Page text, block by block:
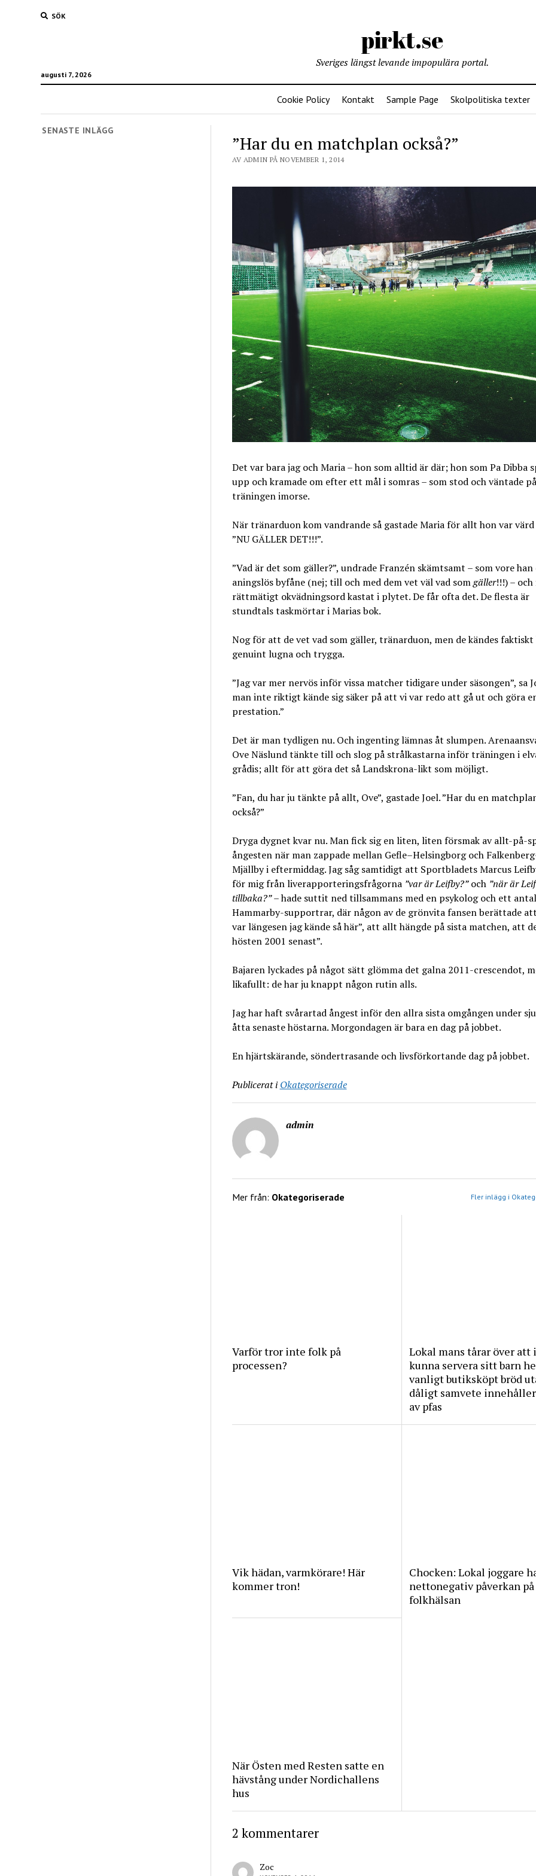
SÖK
pirkt.se
augusti 7, 2026
Sveriges längst levande impopulära portal.
Cookie Policy Kontakt Sample Page Skolpolitiska texter
SENASTE INLÄGG
”Har du en matchplan också?”
AV ADMIN PÅ NOVEMBER 1, 2014
Det var bara jag och Maria – hon som alltid är där; hon som Pa Dibba
upp och kramade om efter ett mål i somras – som stod och väntade
träningen imorse.
När tränarduon kom vandrande så gastade Maria för allt hon var
”NU GÄLLER DET!!!”.
”Vad är det som gäller?”, undrade Franzén skämtsamt – som vore han
aningslös byfåne (nej; till och med dem vet väl vad somgäller!!!) –
rättmätigt okvädningsord kastat i plytet. De får ofta det. De flesta är
stundtals taskmörtar i Marias bok.
Nog för att de vet vad som gäller, tränarduon, men de kändes faktiskt
genuint lugna och trygga.
”Jag var mer nervös inför vissa matcher tidigare under säsongen”, sa
man inte riktigt kände sig säker på att vi var redo att gå ut och göra
prestation.”
Det är man tydligen nu. Och ingenting lämnas åt slumpen.
Ove Näslund tänkte till och slog på strålkastarna inför träningen i
grådis; allt för att göra det så Landskrona-likt som möjligt.
”Fan, du har ju tänkte på allt, Ove”, gastade Joel. ”Har du en
också?”
Dryga dygnet kvar nu. Man fick sig en liten, liten försmak av allt-på-
ångesten när man zappade mellan Gefle–Helsingborg och
Mjällby i eftermiddag. Jag såg samtidigt att Sportbladets Marcus
för mig från liverapporteringsfrågorna ”var är Leifby?”och ”när är
tillbaka?”– hade suttit ned tillsammans med en psykolog och ett antal
Hammarby-supportrar, där någon av de grönvita fansen berättade
var längesen jag kände så här”, att allt hängde på sista matchen, att
hösten 2001 senast”.
Bajaren lyckades på något sätt glömma det galna 2011-crescendot,
likafullt: de har ju knappt någon rutin alls.
Jag har haft svårartad ångest inför den allra sista omgången under
åtta senaste höstarna. Morgondagen är bara en dag på jobbet.
En hjärtskärande, söndertrasande och livsförkortande dag på jobbet.
Publicerat i Okategoriserade
admin
Mer från: Okategoriserade Fler inlägg i
Varför tror inte folk på
processen?
Lokal mans tårar över att
kunna servera sitt barn
vanligt butiksköpt bröd
dåligt samvete
av pfas
Vik hädan, varmkörare! Här
kommer tron!
Chocken: Lokal joggare
nettonegativ påverkan på
folkhälsan
När Östen med Resten satte en
hävstång under Nordichallens
hus
2 kommentarer
Zoc